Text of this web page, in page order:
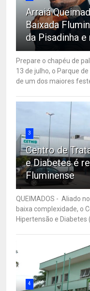
Arraiá
Baixada
da Pisadinha
Prepare o chapéu de
13 de julho, o Parque
de um dos maiores
3
Centro de
e Diabetes é
Fluminense
QUEIMADOS - Aliado
baixa complexidade, o
Hipertensão e Diabetes
4